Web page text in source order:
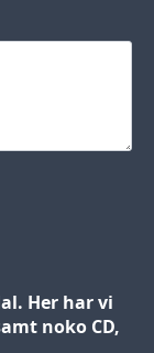
Her har vi
noko CD,